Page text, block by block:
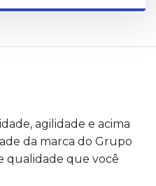
agilidade e acima
da marca do Grupo
qualidade que você